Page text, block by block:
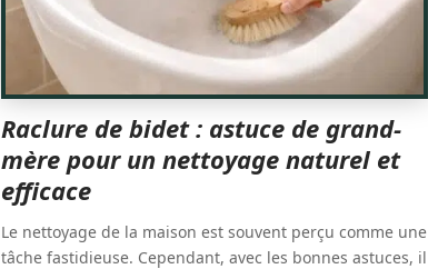
Raclure de bidet : astuce de grand-
mère pour un nettoyage naturel et
efficace
Le nettoyage de la maison est souvent perçu comme une
tâche fastidieuse. Cependant, avec les bonnes astuces, il